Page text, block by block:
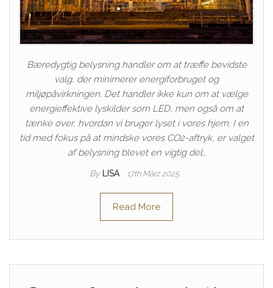
Bæredygtig belysning handler om at træffe bevidste
valg, der minimerer energiforbruget og
miljøpåvirkningen. Det handler ikke kun om at vælge
energieffektive lyskilder som LED, men også om at
tænke over, hvordan vi bruger lyset i vores hjem. I en
tid med fokus på at mindske vores CO2-aftryk, er valget
af belysning blevet en vigtig del…
By LISA 17th März 2025
Read More